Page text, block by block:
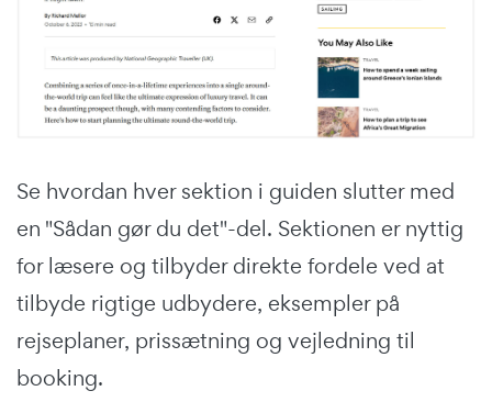
Se hvordan hver sektion i guiden slutter med
en "Sådan gør du det"-del. Sektionen er nyttig
for læsere og tilbyder direkte fordele ved at
tilbyde rigtige udbydere, eksempler på
rejseplaner, prissætning og vejledning til
booking.